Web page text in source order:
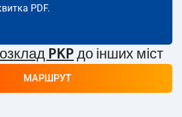
PDF.
PKP до інших міст
МАРШРУТ